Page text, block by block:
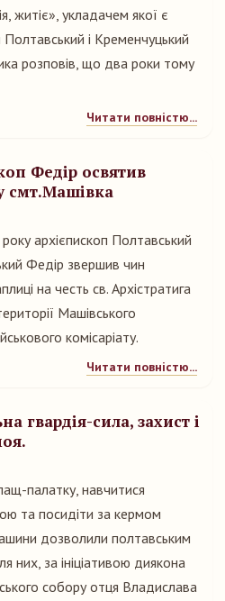
житіє», укладачем якої є
і Кременчуцький
розповів, що два роки тому
Читати повністю...
Федір освятив
смт.Машівка
архієпископ Полтавський
Федір звершив чин
на честь св. Архістратига
Машівського
комісаріату.
Читати повністю...
гвардія-сила, захист і
палатку, навчитися
та посидіти за кермом
дозволили полтавським
них, за ініціативою диякона
собору отця Владислава